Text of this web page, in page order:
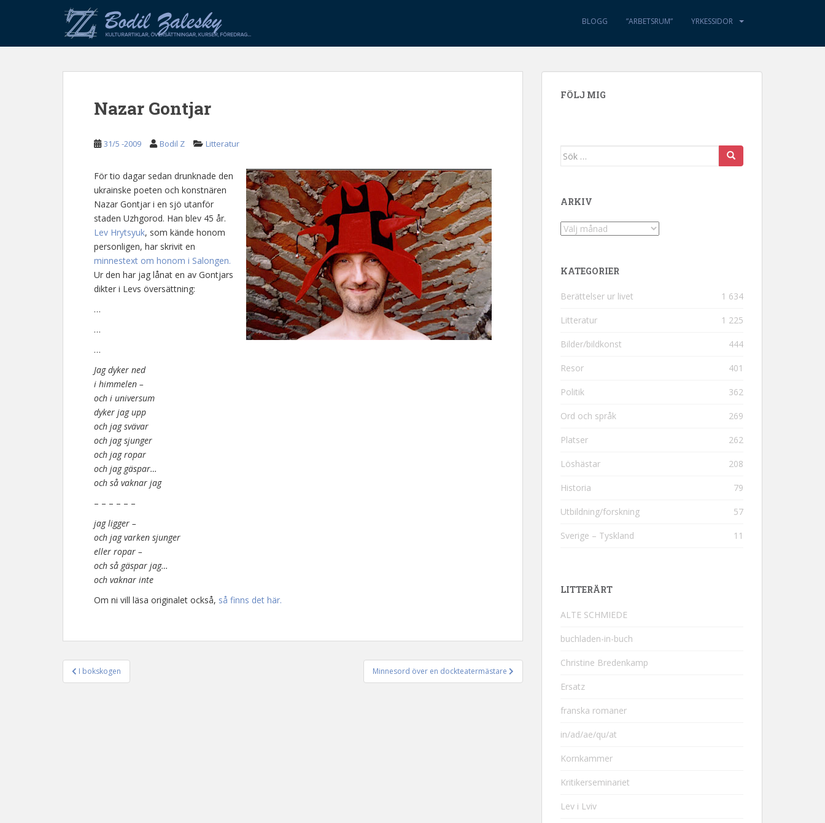
p
BLOGG ”ARBETSRUM” YRKESSIDOR
Nazar Gontjar
31/5 -2009 Bodil Z Litteratur
För tio dagar sedan drunknade den
ukrainske poeten och konstnären
Nazar Gontjar i en sjö utanför
staden Uzhgorod. Han blev 45 år.
Lev Hrytsyuk, som kände honom
personligen, har skrivit en
minnestext om honom i Salongen.
Ur den har jag lånat en av Gontjars
dikter i Levs översättning:
…
…
…
Jag dyker ned
i himmelen –
och i universum
dyker jag upp
och jag svävar
och jag sjunger
och jag ropar
och jag gäspar…
och så vaknar jag
– – – – – –
jag ligger –
och jag varken sjunger
eller ropar –
och så gäspar jag…
och vaknar inte
Om ni vill läsa originalet också, så finns det här.
Inläggsnavigering
I bokskogen Minnesord över en dockteatermästare
FÖLJ MIG
Sök efter:
ARKIV
Arkiv
KATEGORIER
Berättelser ur livet 1 634
Litteratur 1 225
Bilder/bildkonst 444
Resor 401
Politik 362
Ord och språk 269
Platser 262
Löshästar 208
Historia 79
Utbildning/forskning 57
Sverige – Tyskland 11
LITTERÄRT
ALTE SCHMIEDE
buchladen-in-buch
Christine Bredenkamp
Ersatz
franska romaner
in/ad/ae/qu/at
Kornkammer
Kritikerseminariet
Lev i Lviv